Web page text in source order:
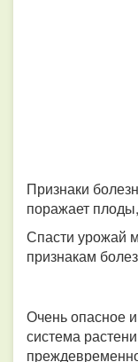
Признаки
поражает
Спасти урожай
признакам
Очень опасное
система